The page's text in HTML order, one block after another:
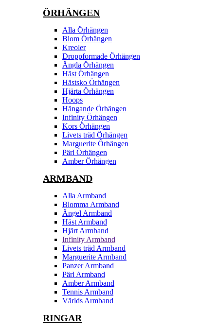
ÖRHÄNGEN
Alla Örhängen
Blom Örhängen
Kreoler
Droppformade Örhängen
Ängla Örhängen
Häst Örhängen
Hästsko Örhängen
Hjärta Örhängen
Hoops
Hängande Örhängen
Infinity Örhängen
Kors Örhängen
Livets träd Örhängen
Marguerite Ôrhängen
Pärl Örhängen
Amber Örhängen
ARMBAND
Alla Armband
Blomma Armband
Ängel Armband
Häst Armband
Hjärt Armband
Infinity Armband
Livets träd Armband
Marguerite Armband
Panzer Armband
Pärl Armband
Amber Armband
Tennis Armband
Världs Armband
RINGAR